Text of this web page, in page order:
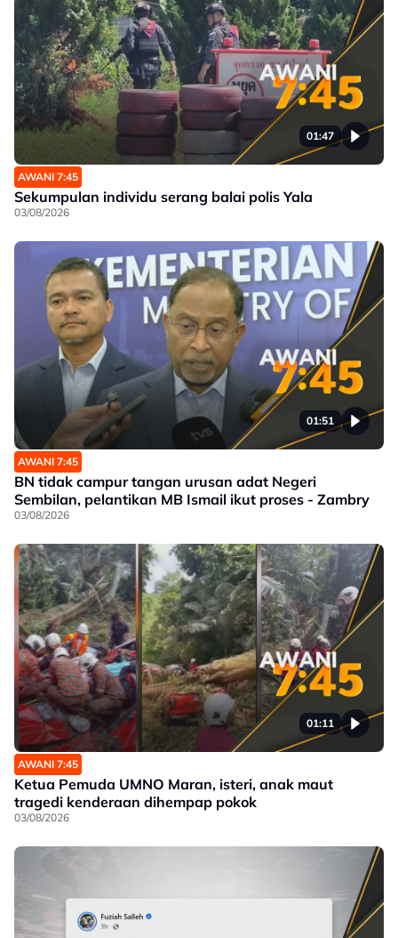
01:47
AWANI 7:45
Sekumpulan individu serang balai polis Yala
03/08/2026
01:51
AWANI 7:45
BN tidak campur tangan urusan adat Negeri
Sembilan, pelantikan MB Ismail ikut proses - Zambry
03/08/2026
01:11
AWANI 7:45
Ketua Pemuda UMNO Maran, isteri, anak maut
tragedi kenderaan dihempap pokok
03/08/2026